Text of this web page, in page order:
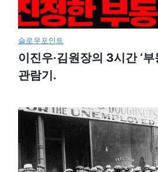
슬로우포인트
이진우·김원장의 3시간 ‘
관람기.